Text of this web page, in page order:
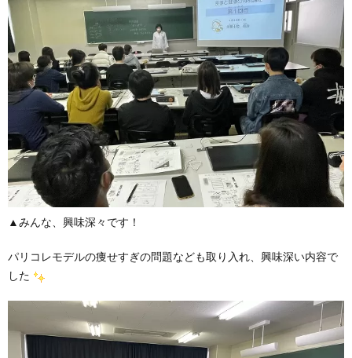
▲みんな、興味深々です！
パリコレモデルの痩せすぎの問題なども取り入れ、興味深い内容で
した